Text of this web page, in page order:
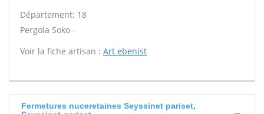
Département: 18
Pergola Soko -
Voir la fiche artisan : Art ebenist
Fermetures nuceretaines Seyssinet pariset,